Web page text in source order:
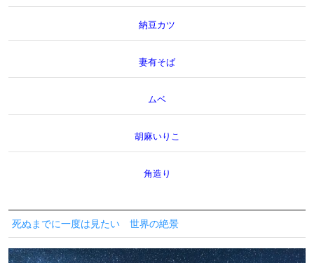
納豆カツ
妻有そば
ムベ
胡麻いりこ
角造り
死ぬまでに一度は見たい 世界の絶景